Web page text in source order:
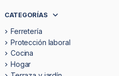
CATEGORÍAS
Ferretería
Protección laboral
Cocina
Hogar